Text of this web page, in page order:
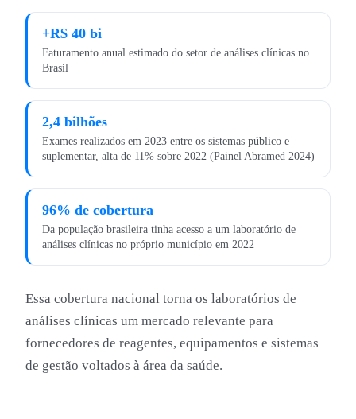
+R$ 40 bi
Faturamento anual estimado do setor de análises clínicas no
Brasil
2,4 bilhões
Exames realizados em 2023 entre os sistemas público e
suplementar, alta de 11% sobre 2022 (Painel Abramed 2024)
96% de cobertura
Da população brasileira tinha acesso a um laboratório de
análises clínicas no próprio município em 2022
Essa cobertura nacional torna os laboratórios de
análises clínicas um mercado relevante para
fornecedores de reagentes, equipamentos e sistemas
de gestão voltados à área da saúde.